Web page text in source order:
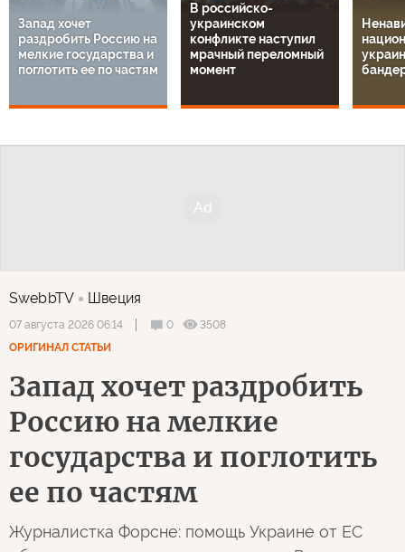
Запад хочет
раздробить Россию на
мелкие государства и
поглотить ее по частям
В российско-
украинском
конфликте наступил
мрачный переломный
момент
SwebbTV Швеция
07 августа 2026 06:14 0
3508
ОРИГИНАЛ СТАТЬИ
Запад хочет раздробить
Россию на мелкие
государства и поглотить
ее по частям
Журналистка Форсне: помощь Украине от ЕС